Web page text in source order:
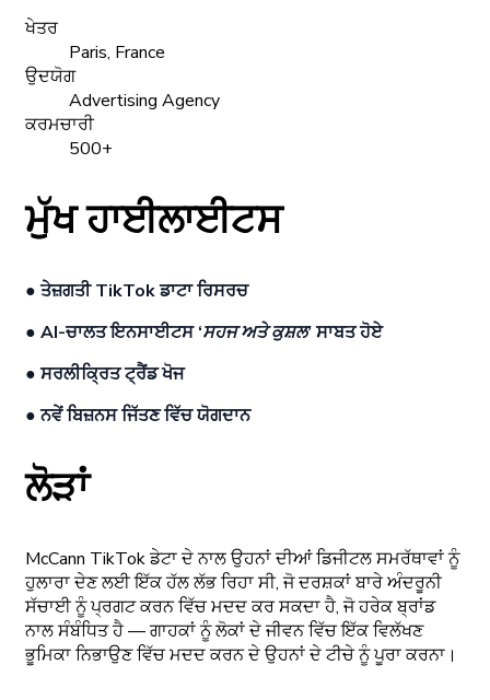
ਖੇਤਰ
Paris, France
ਉਦਯੋਗ
Advertising Agency
ਕਰਮਚਾਰੀ
500+
ਮੁੱਖ ਹਾਈਲਾਈਟਸ
● ਤੇਜ਼ਗਤੀ TikTok ਡਾਟਾ ਰਿਸਰਚ
● AI-ਚਾਲਤ ਇਨਸਾਈਟਸ ‘ਸਹਜ ਅਤੇ ਕੁਸ਼ਲ’ ਸਾਬਤ ਹੋਏ
● ਸਰਲੀਕ੍ਰਿਤ ਟ੍ਰੈਂਡ ਖੋਜ
● ਨਵੇਂ ਬਿਜ਼ਨਸ ਜਿੱਤਣ ਵਿੱਚ ਯੋਗਦਾਨ
ਲੋੜਾਂ
McCann TikTok ਡੇਟਾ ਦੇ ਨਾਲ ਉਹਨਾਂ ਦੀਆਂ ਡਿਜੀਟਲ ਸਮਰੱਥਾਵਾਂ ਨੂੰ
ਹੁਲਾਰਾ ਦੇਣ ਲਈ ਇੱਕ ਹੱਲ ਲੱਭ ਰਿਹਾ ਸੀ, ਜੋ ਦਰਸ਼ਕਾਂ ਬਾਰੇ ਅੰਦਰੂਨੀ
ਸੱਚਾਈ ਨੂੰ ਪ੍ਰਗਟ ਕਰਨ ਵਿੱਚ ਮਦਦ ਕਰ ਸਕਦਾ ਹੈ, ਜੋ ਹਰੇਕ ਬ੍ਰਾਂਡ
ਨਾਲ ਸੰਬੰਧਿਤ ਹੈ — ਗਾਹਕਾਂ ਨੂੰ ਲੋਕਾਂ ਦੇ ਜੀਵਨ ਵਿੱਚ ਇੱਕ ਵਿਲੱਖਣ
ਭੂਮਿਕਾ ਨਿਭਾਉਣ ਵਿੱਚ ਮਦਦ ਕਰਨ ਦੇ ਉਹਨਾਂ ਦੇ ਟੀਚੇ ਨੂੰ ਪੂਰਾ ਕਰਨਾ।